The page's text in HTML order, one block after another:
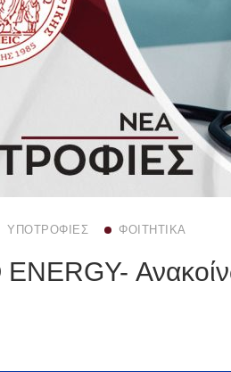
ΥΠΟΤΡΟΦΊΕΣ ΦΟΙΤΗΤΙΚΆ